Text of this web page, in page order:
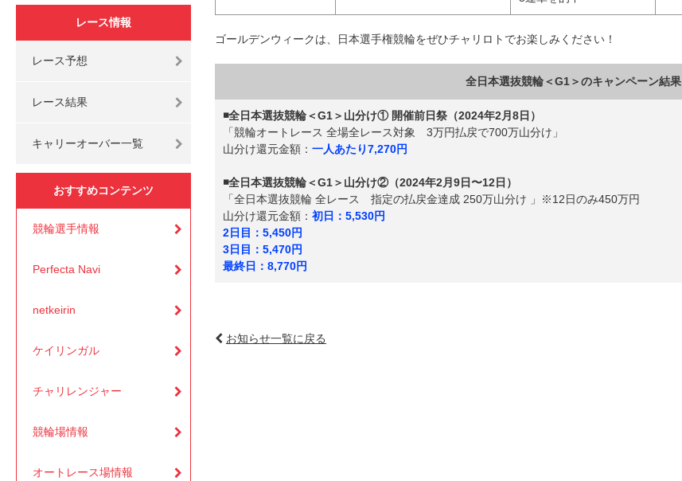
レース情報
レース予想
レース結果
キャリーオーバー一覧
おすすめコンテンツ
競輪選手情報
Perfecta Navi
netkeirin
ケイリンガル
チャリレンジャー
競輪場情報
オートレース場情報
ゴールデンウィークは、日本選手権競輪をぜひチャリロトでお楽しみください！
全日本選抜競輪＜G1＞のキャンペーン結果
◾️全日本選抜競輪＜G1＞山分け① 開催前日祭（2024年2月8日）
「競輪オートレース 全場全レース対象 3万円払戻で700万山分け」
山分け還元金額： 一人あたり7,270円
◾️全日本選抜競輪＜G1＞山分け②（2024年2月9日〜12日）
「全日本選抜競輪 全レース 指定の払戻金達成 250万山分け 」※12日のみ450万円
山分け還元金額： 初日：5,530円
2日目：5,450円
3日目：5,470円
最終日：8,770円
お知らせ一覧に戻る